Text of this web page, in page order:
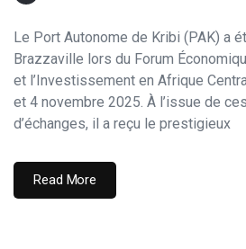
Le Port Autonome de Kribi (PAK) a
Brazzaville lors du Forum
et l’Investissement en Afrique
et 4 novembre 2025. À l’issue de
d’échanges, il a reçu le prestigieux
Read More